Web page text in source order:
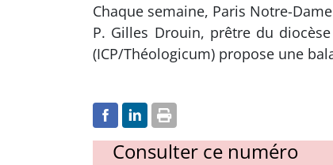
Chaque semaine, Paris Notre-
P. Gilles Drouin, prêtre du
(ICP/Théologicum) propose une
Consulter ce numéro